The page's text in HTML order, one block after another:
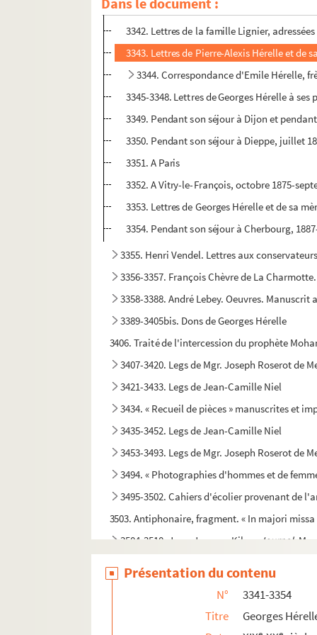
3341. Lettres de la famille Gaudefroy,
3342. Lettres de la famille Lignier,
3343. Lettres de Pierre-Alexis Hérelle et de
3344. Correspondance d'Emile Hérelle,
3345-3348. Lettres de Georges Hérelle à
3349. Pendant son séjour à Dijon et
3350. Pendant son séjour à Dieppe, juillet
3351. A Paris
3352. A Vitry-le-François, octobre 1875-
3353. Lettres de Georges Hérelle et de sa
3354. Pendant son séjour à Cherbourg,
3355. Henri Vendel. Lettres aux
3356-3357. François Chèvre de La
3358-3388. André Lebey. Oeuvres.
3389-3405bis. Dons de Georges Hérelle
3406. Traité de l'intercession du prophète
3407-3420. Legs de Mgr. Joseph Roserot de
3421-3433. Legs de Jean-Camille Niel
3434. « Recueil de pièces » manuscrites et
3435-3452. Legs de Jean-Camille Niel
3453-3493. Legs de Mgr. Joseph Roserot de
3494. « Photographies d'hommes et de
3495-3502. Cahiers d'écolier provenant de
3503. Antiphonaire, fragment. « In majori
3504-3510. Jean-Jacques Kihm.
Journal.
Présentation du contenu
N°
3341-3354
Titre
Georges